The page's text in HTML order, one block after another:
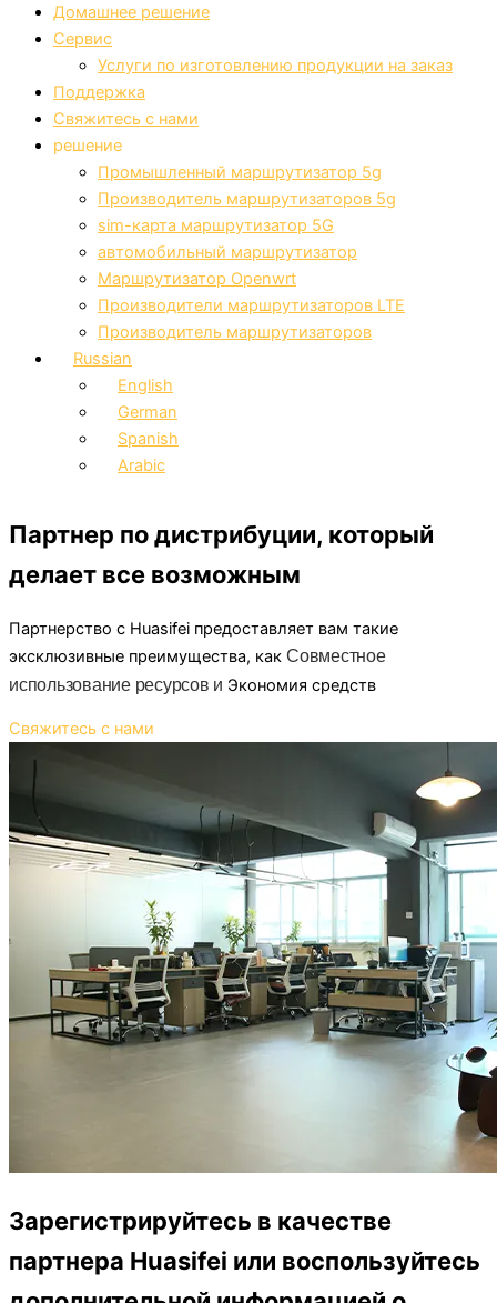
Домашнее решение
Сервис
Услуги по изготовлению продукции на заказ
Поддержка
Свяжитесь с нами
решение
Промышленный маршрутизатор 5g
Производитель маршрутизаторов 5g
sim-карта маршрутизатор 5G
автомобильный маршрутизатор
Маршрутизатор Openwrt
Производители маршрутизаторов LTE
Производитель маршрутизаторов
Russian
English
German
Spanish
Arabic
Партнер по дистрибуции, который
делает все возможным
Партнерство с Huasifei предоставляет вам такие
эксклюзивные преимущества, как Совместное
использование ресурсов и Экономия средств
Свяжитесь с нами
Зарегистрируйтесь в качестве
партнера Huasifei или воспользуйтесь